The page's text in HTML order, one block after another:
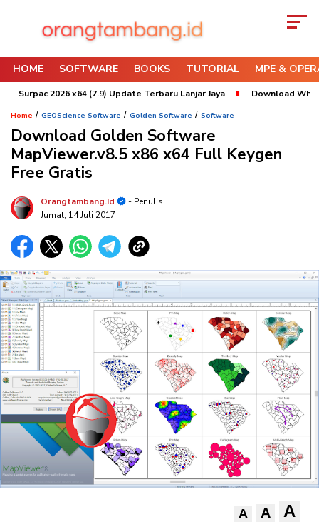
HOME SOFTWARE BOOKS TUTORIAL MPE &
2026 x64 (7.9) Update Terbaru Lanjar Jaya Download Whittle
Home / GEOScience Software / Golden Software / Software
Download Golden Software
MapViewer.v8.5 x86 x64 Full Keygen
Free Gratis
Orangtambang.id
- Penulis
Jumat, 14 Juli 2017
A A A